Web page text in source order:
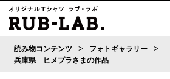
読み物コンテンツ > フォトギャラリー >
兵庫県 ヒメプラさまの作品